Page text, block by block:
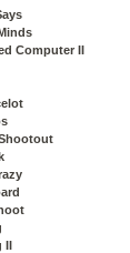
Computer II
II